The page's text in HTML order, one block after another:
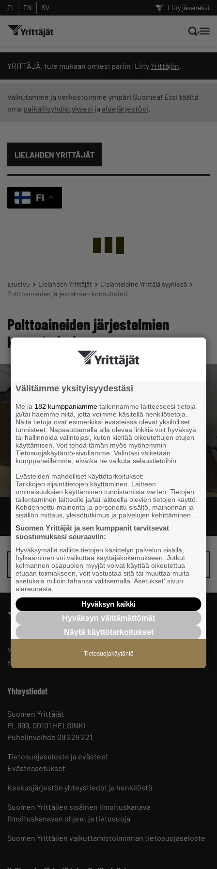
Liity jäseneksi
FI EN SV
YRITTÄJÄ, tule mukaan omiesi pariin! Liity Yrittäjiin
Vaikutamme ja verkostoimme ympäri Suomea! Etsi täältä
oma paikallisyhdistyksesi ja aluejärjestösi
LIELAHDEN YRITTÄJÄT
FI
Etusivu Lielahden Yrittäjät
Lialahtelaine Yrittäjä syynissä
Polttoaineiden järjestelmien konsultointi
Polttoaineiden järjestelmien
konsultointi
Scanlevel
Valtakunnallista, alueellista ja paikallista vaikuttamista pk-
yrittäjien puolesta.
Yhteystiedot
Suomen Yrittäjät
PL 999, 00101 HELSINKI
Puhelinvaihde 09 229 221
Tietosuojaseloste ja evästeet
Evästeasetukset
Keskusjärjestön yhteystiedot ja henkilöstö
Suomen Yrittäjien sisäinen ilmoituskanava
Ilmoituskanavan ohjeet ja tietosuoja
Suomen Yrittäjien vaikuttamistoiminnan tietosuojaseloste
Hae sivustolta tai kysy suoraan
Yrittäjien tekoälyltä
Suodata hakutuloksia: näytä kaikki sisältö
Välitämme yksityisyydestäsi
Me ja 182 kumppaniamme tallennamme laitteeseesi tietoja
ja/tai haemme niitä, jotta voimme käsitellä henkilötietoja.
Näitä tietoja ovat esimerkiksi evästeissä olevat yksilölliset
tunnisteet. Napsauttamalla alla olevaa linkkiä voit hyväksyä
tai hallinnoida valintojasi, kuten kieltää oikeutettujen etujen
käyttämisen. Voit tehdä tämän myös myöhemmin
Tietosuojakäytäntö-sivullamme. Valintasi välitetään
kumppaneillemme, eivätkä ne vaikuta selaustietoihin.
Evästeiden mahdolliset käyttötarkoitukset:
Tarkkojen sijaintitietojen käyttäminen. Laitteen
ominaisuuksien käyttäminen tunnistamista varten. Tietojen
tallentaminen laitteelle ja/tai laitteella olevien tietojen käyttö.
Kohdennettu mainonta ja personoitu sisältö, mainonnan ja
sisällön mittaus, yleisötutkimus ja palvelujen kehittäminen .
Suomen Yrittäjät ja sen kumppanit tarvitsevat
suostumuksesi seuraaviin:
Hyväksymällä sallitte tietojen käsittelyn palvelun sisällä,
hylkääminen voi vaikuttaa käyttäjäkokemukseen. Jotkut
kolmannen osapuolen myyjät voivat käyttää oikeutettua
etuaan toimiakseen, voit vastustaa sitä tai muuttaa muita
asetuksia milloin tahansa valitsemalla 'Asetukset' sivun
alareunasta.
Hyväksyn kaikki
Hyväksyn välttämättömät
Näytä käyttötarkoitukset
Tietosuojakäytäntö